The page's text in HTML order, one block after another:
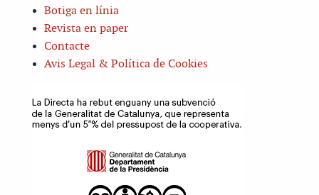
Botiga en línia
Revista en paper
Contacte
Avis Legal & Política de Cookies